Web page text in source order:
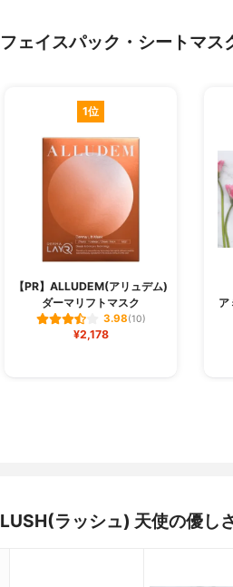
フェイスパック・シートマス
1位
【PR】ALLUDEM(アリュデム)
ダーマリフトマスク
3.98(10)
¥2,178
ア
LUSH(ラッシュ) 天使の優し